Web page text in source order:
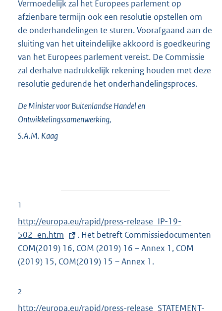
Vermoedelijk zal het Europees parlement op
afzienbare termijn ook een resolutie opstellen om
de onderhandelingen te sturen. Voorafgaand aan de
sluiting van het uiteindelijke akkoord is goedkeuring
van het Europees parlement vereist. De Commissie
zal derhalve nadrukkelijk rekening houden met deze
resolutie gedurende het onderhandelingsproces.
De Minister voor Buitenlandse Handel en
Ontwikkelingssamenwerking,
S.A.M. Kaag
1
E
x
t
e
n
http://europa.eu/rapid/press-release_IP-19-
502_en.htm
. Het betreft Commissiedocumenten
COM(2019) 16, COM (2019) 16 – Annex 1, COM
(2019) 15, COM(2019) 15 – Annex 1.
2
E
http://europa.eu/rapid/press-release_STATEMENT-